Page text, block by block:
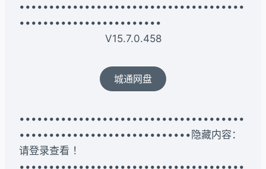
••••••••••••••••••••••••••••••••••••••
••••••••••••••••••••••••
V15.7.0.458
城通网盘
••••••••••••••••••••••••••••••••••••••
•••••••••••••••••••••••••••••隐藏内容：
请登录查看 ！
••••••••••••••••••••••••••••••••••••••